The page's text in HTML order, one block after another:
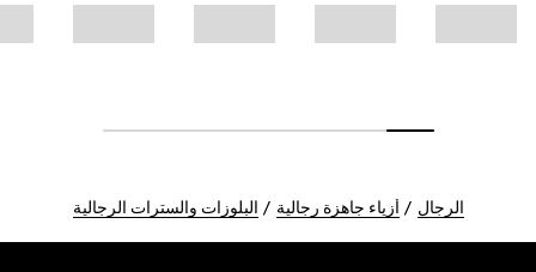
الرجال أزياء جاهزة رجالية البلوزات والسترات الرجالية